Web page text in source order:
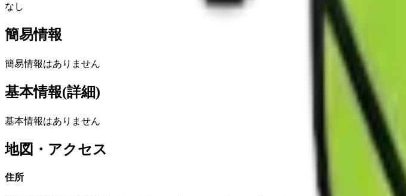
なし
簡易情報
簡易情報はありません
基本情報(詳細)
基本情報はありません
地図・アクセス
住所